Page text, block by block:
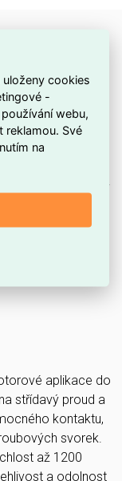
Spínací a
Rozvodnice,
EAN
Easy TeSys
od 1 ks.
ELOSOS1871951.
aplikace do
střídavý proud a
kontaktu,
svorek.
až 1200
a odolnost
uloženy cookies
-
webu,
reklamou. Své
na